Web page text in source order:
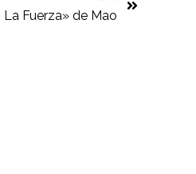
Fuerza» de Mao